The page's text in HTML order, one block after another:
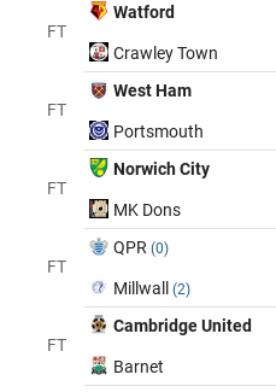
FT
Watford
Crawley Town
FT
West Ham
Portsmouth
FT
Norwich City
MK Dons
FT
QPR (0)
Millwall (2)
FT
Cambridge United
Barnet